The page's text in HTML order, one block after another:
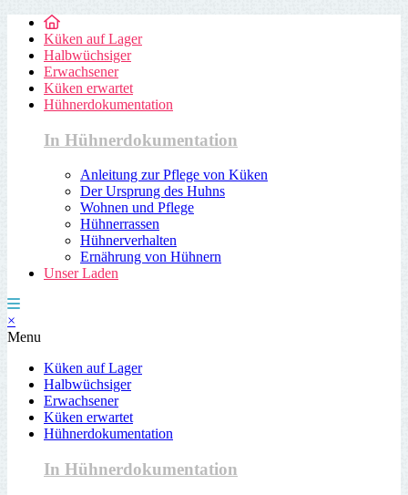
Küken auf Lager
Halbwüchsiger
Erwachsener
Küken erwartet
Hühnerdokumentation
In Hühnerdokumentation
Anleitung zur Pflege von Küken
Der Ursprung des Huhns
Wohnen und Pflege
Hühnerrassen
Hühnerverhalten
Ernährung von Hühnern
Unser Laden
×
Menu
Küken auf Lager
Halbwüchsiger
Erwachsener
Küken erwartet
Hühnerdokumentation
In Hühnerdokumentation